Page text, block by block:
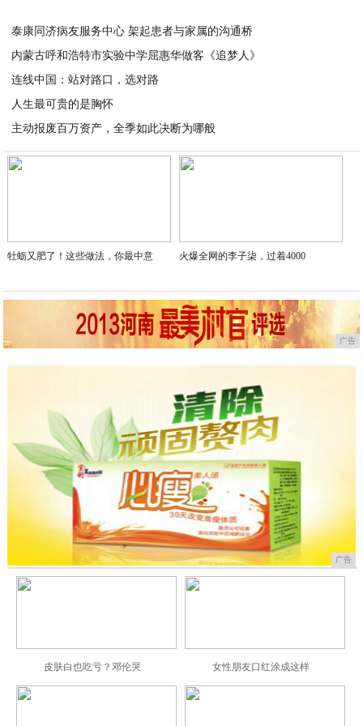
泰康同济病友服务中心 架起患者与家属的沟通桥
内蒙古呼和浩特市实验中学屈惠华做客《追梦人》
连线中国：站对路口，选对路
人生最可贵的是胸怀
主动报废百万资产，全季如此决断为哪般
2020-03-22
牡蛎又肥了！这些做法，你最中意 火爆全网的李子柒，过着4000
广告
广告
皮肤白也吃亏？邓伦哭 女性朋友口红涂成这样